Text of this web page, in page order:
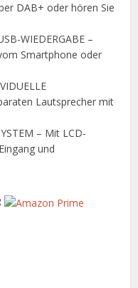
DAB+ oder hören Sie
WIEDERGABE –
Smartphone oder
Lautsprecher mit
– Mit LCD-
und